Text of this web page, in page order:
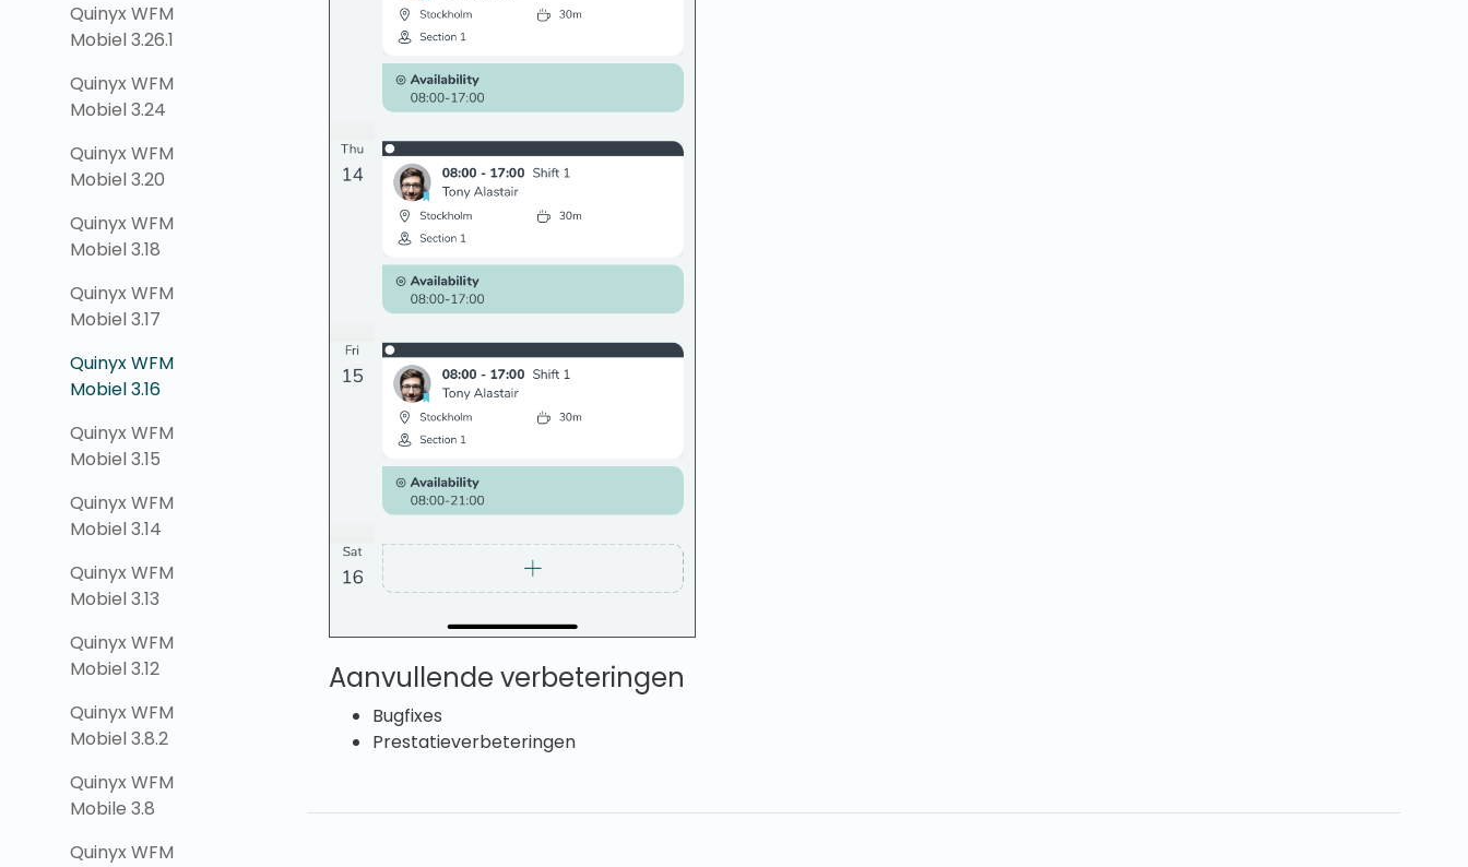
Quinyx WFM
Mobiel 3.26.1
Quinyx WFM
Mobiel 3.24
Quinyx WFM
Mobiel 3.20
Quinyx WFM
Mobiel 3.18
Quinyx WFM
Mobiel 3.17
Quinyx WFM
Mobiel 3.16
Quinyx WFM
Mobiel 3.15
Quinyx WFM
Mobiel 3.14
Quinyx WFM
Mobiel 3.13
Quinyx WFM
Mobiel 3.12
Quinyx WFM
Mobiel 3.8.2
Quinyx WFM
Mobile 3.8
Quinyx WFM
Aanvullende verbeteringen
Bugfixes
Prestatieverbeteringen